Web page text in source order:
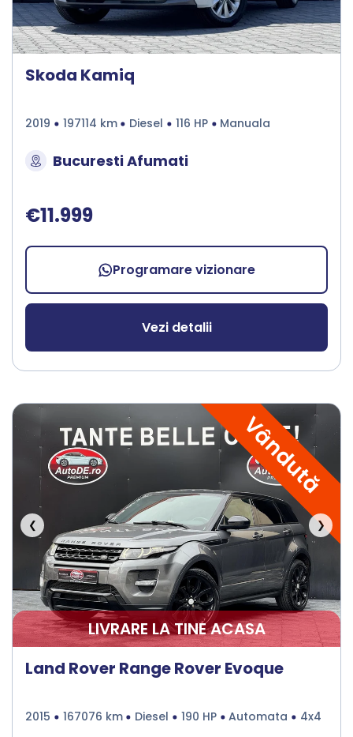
Skoda Kamiq
2019 197114 km Diesel 116 HP Manuala
Bucuresti Afumati
€11.999
Programare vizionare
Vezi detalii
Vândută
❮ ❯
LIVRARE LA TINE ACASA
Land Rover Range Rover Evoque
2015 167076 km Diesel 190 HP Automata 4x4